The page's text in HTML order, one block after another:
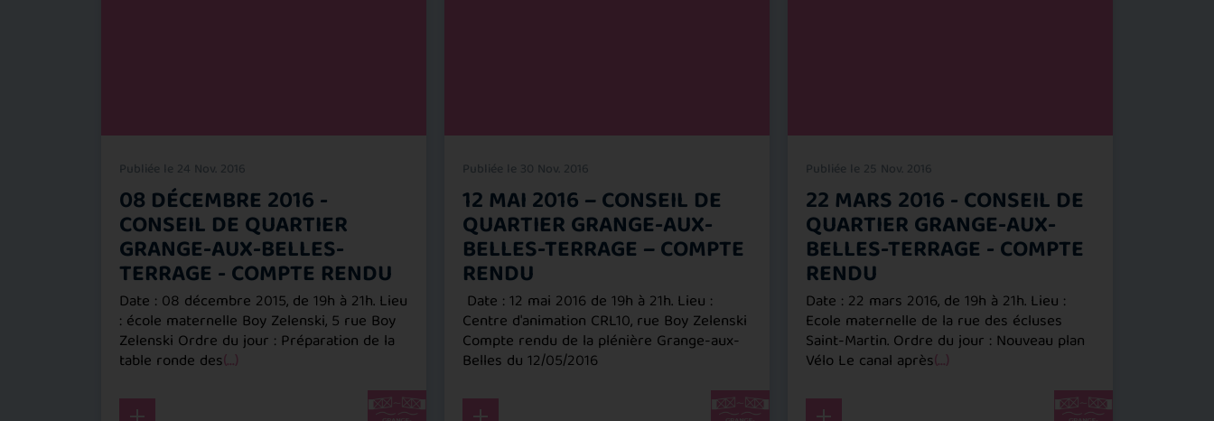
Publiée le 24 Nov. 2016
08 DÉCEMBRE 2016 -
CONSEIL DE QUARTIER
GRANGE-AUX-BELLES-
TERRAGE - COMPTE RENDU
Date : 08 décembre 2015, de 19h à 21h. Lieu
: école maternelle Boy Zelenski, 5 rue Boy
Zelenski Ordre du jour : Préparation de la
table ronde des(...)
Publiée le 30 Nov. 2016
12 MAI 2016 – CONSEIL DE
QUARTIER GRANGE-AUX-
BELLES-TERRAGE – COMPTE
RENDU
Date : 12 mai 2016 de 19h à 21h. Lieu :
Centre d'animation CRL10, rue Boy Zelenski
Compte rendu de la plénière Grange-aux-
Belles du 12/05/2016
Publiée le 25 Nov. 2016
22 MARS 2016 - CONSEIL DE
QUARTIER GRANGE-AUX-
BELLES-TERRAGE - COMPTE
RENDU
Date : 22 mars 2016, de 19h à 21h. Lieu :
Ecole maternelle de la rue des écluses
Saint-Martin. Ordre du jour : Nouveau plan
Vélo Le canal après(...)